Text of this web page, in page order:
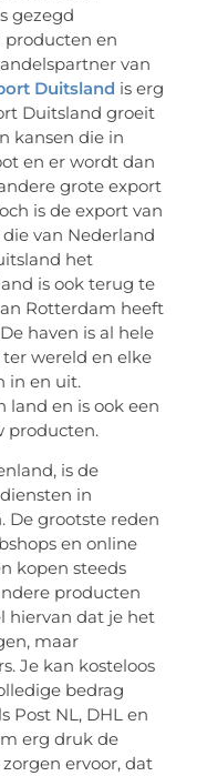
gezegd
producten en
van
Duitsland is erg
Duitsland groeit
kansen die in
en er wordt dan
grote export
is de export van
van Nederland
het
is ook terug te
Rotterdam heeft
haven is al hele
wereld en elke
in en uit.
land en is ook een
producten.
is de
in
De grootste reden
en online
kopen steeds
producten
hiervan dat je het
maar
Je kan kosteloos
bedrag
Post NL, DHL en
erg druk de
ervoor, dat